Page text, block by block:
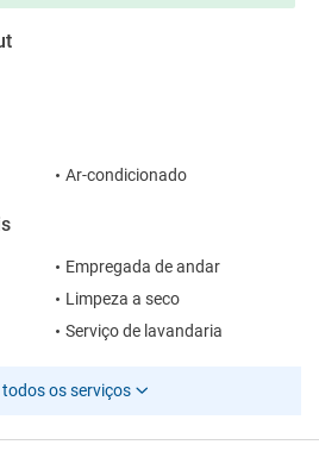
Ar-condicionado
Empregada de andar
Limpeza a seco
Serviço de lavandaria
todos os serviços